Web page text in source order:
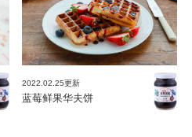
2022.02.25更新
蓝莓鲜果华夫饼